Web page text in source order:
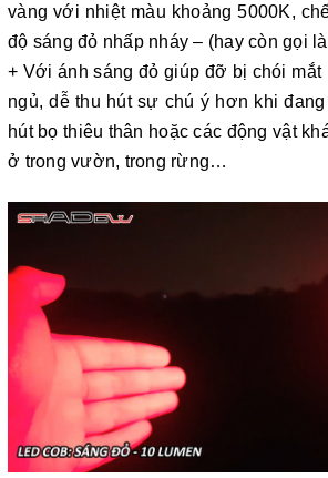
vàng với nhiệt màu khoảng 5000K,
độ sáng đỏ nhấp nháy – (hay còn gọi
+ Với ánh sáng đỏ giúp đỡ bị chói mắt
ngủ, dễ thu hút sự chú ý hơn khi
hút bọ thiêu thân hoặc các động vật
ở trong vườn, trong rừng…